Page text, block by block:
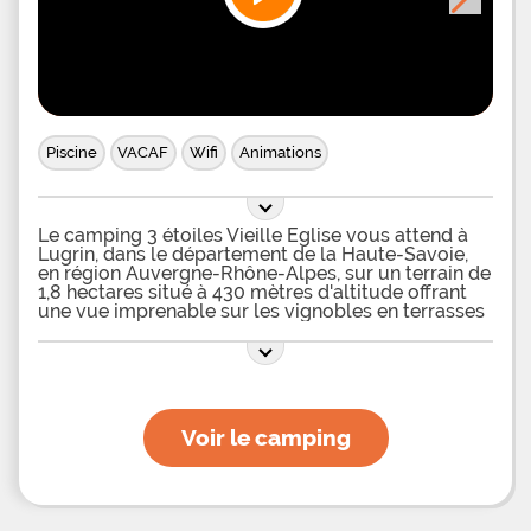
Piscine VACAF Wifi Animations
Le camping 3 étoiles Vieille Eglise vous attend à
Lugrin, dans le département de la Haute-Savoie,
en région Auvergne-Rhône-Alpes, sur un terrain de
1,8 hectares situé à 430 mètres d'altitude offrant
une vue imprenable sur les vignobles en terrasses
l'UNESCO, et le Lac Léman. Au sein de ce camping
verdoyant et fleuri, vous pourrez séjourner dans
personnes à mobilité réduite- de 1 à 3 chambres,
prévus pour 4 ou 6 personnes, tout équipés et
flanqués de terrasse avec salon de jardin. Vous
pourrez aussi prendre place, avec vos caravanes,
emplacements ombragés, avec ou sans électricité.
Voir le camping